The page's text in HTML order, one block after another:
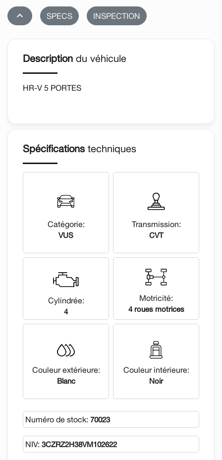
stat_1 SPECS INSPECTION
Description du véhicule
HR-V 5 PORTES
Spécificationstechniques
Catégorie:
VUS
Transmission:
CVT
Cylindrée:
4
Motricité:
4 roues motrices
Couleur extérieure:
Blanc
Couleur intérieure:
Noir
Numéro de stock: 70023
NIV: 3CZRZ2H38VM102622